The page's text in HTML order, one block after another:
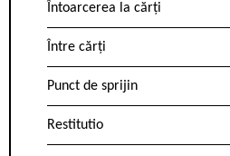
Întoarcerea la cărți
Între cărți
Punct de sprijin
Restitutio